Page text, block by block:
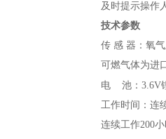
及时提示操作
技术参数
传 感 器：氧
可燃气体为进
电
池：3.6V
工作时间：
连续工作200